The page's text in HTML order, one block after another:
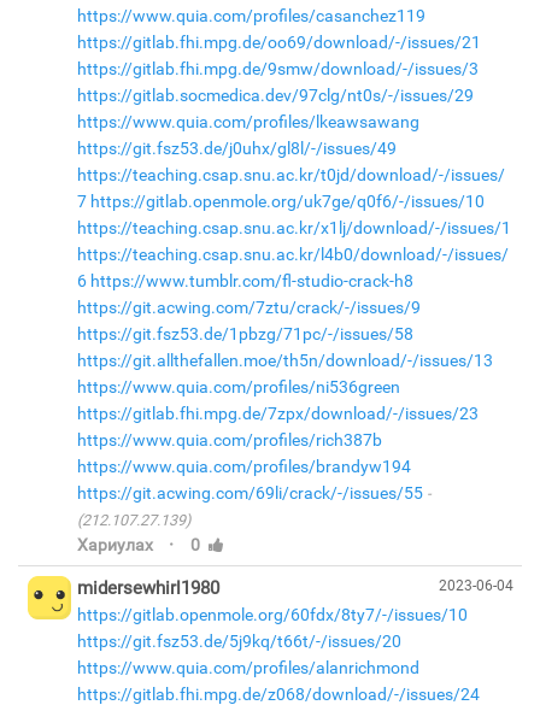
https://www.quia.com/profiles/casanchez119
https://gitlab.fhi.mpg.de/oo69/download/-/issues/21
https://gitlab.fhi.mpg.de/9smw/download/-/issues/3
https://gitlab.socmedica.dev/97clg/nt0s/-/issues/29
https://www.quia.com/profiles/lkeawsawang
https://git.fsz53.de/j0uhx/gl8l/-/issues/49
https://teaching.csap.snu.ac.kr/t0jd/download/-/issues/
7 https://gitlab.openmole.org/uk7ge/q0f6/-/issues/10
https://teaching.csap.snu.ac.kr/x1lj/download/-/issues/1
https://teaching.csap.snu.ac.kr/l4b0/download/-/issues/
6 https://www.tumblr.com/fl-studio-crack-h8
https://git.acwing.com/7ztu/crack/-/issues/9
https://git.fsz53.de/1pbzg/71pc/-/issues/58
https://git.allthefallen.moe/th5n/download/-/issues/13
https://www.quia.com/profiles/ni536green
https://gitlab.fhi.mpg.de/7zpx/download/-/issues/23
https://www.quia.com/profiles/rich387b
https://www.quia.com/profiles/brandyw194
https://git.acwing.com/69li/crack/-/issues/55
(212.107.27.139)
Хариулах · 0
2023-06-04
midersewhirl1980
https://gitlab.openmole.org/60fdx/8ty7/-/issues/10
https://git.fsz53.de/5j9kq/t66t/-/issues/20
https://www.quia.com/profiles/alanrichmond
https://gitlab.fhi.mpg.de/z068/download/-/issues/24